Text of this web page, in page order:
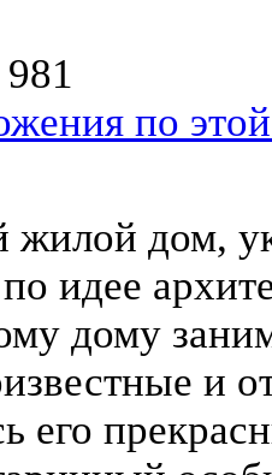
по
жилой дом,
идее
дому
и
его